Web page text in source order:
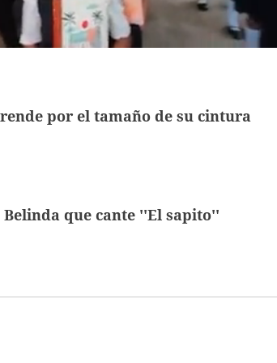
por el tamaño de su cintura
Belinda que cante ''El sapito''